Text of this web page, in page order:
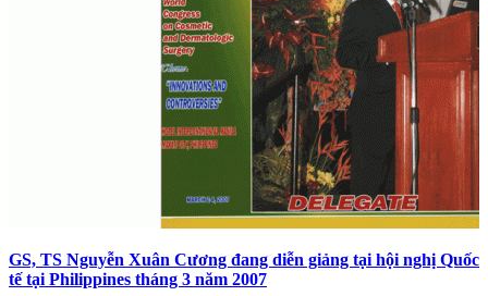
GS, TS Nguyễn Xuân Cương đang diễn giảng tại hội nghị Quốc
tế tại Philippines tháng 3 năm 2007